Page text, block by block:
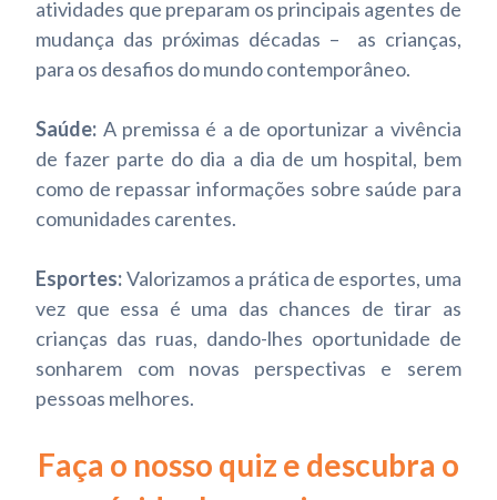
atividades que preparam os principais agentes de
mudança das próximas décadas – as crianças,
para os desafios do mundo contemporâneo.
Saúde: A premissa é a de oportunizar a vivência
de fazer parte do dia a dia de um hospital, bem
como de repassar informações sobre saúde para
comunidades carentes.
Esportes:Valorizamos a prática de esportes, uma
vez que essa é uma das chances de tirar as
crianças das ruas, dando-lhes oportunidade de
sonharem com novas perspectivas e serem
pessoas melhores.
Faça o nosso quiz e descubra o